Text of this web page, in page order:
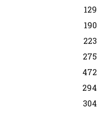
129
190
223
275
472
294
304